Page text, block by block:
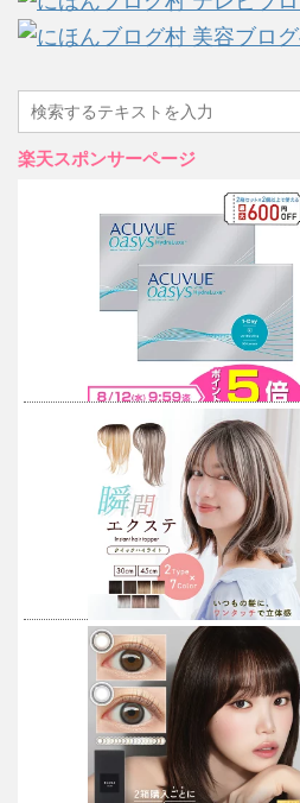
楽天スポンサーページ